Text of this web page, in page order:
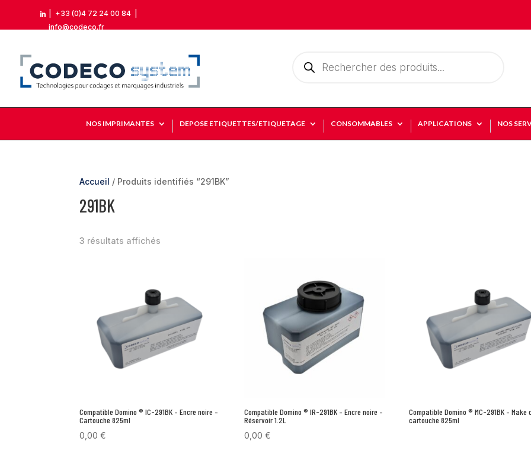
 +33 (0)4 72 24 00 84
info@codeco.fr
produits
NOS IMPRIMANTES DEPOSE ETIQUETTES/ETIQUETAGE CONSOMMABLES APPLICATIONS NOS
Accueil / Produits identifiés “291BK”
291BK
3 résultats affichés
Compatible Domino ® IC-291BK – Encre noire –
Cartouche 825ml
0,00€
Compatible Domino ® IR-291BK – Encre noire –
Réservoir 1.2L
0,00€
Compatible Domino ® MC-291BK – Make
cartouche 825ml